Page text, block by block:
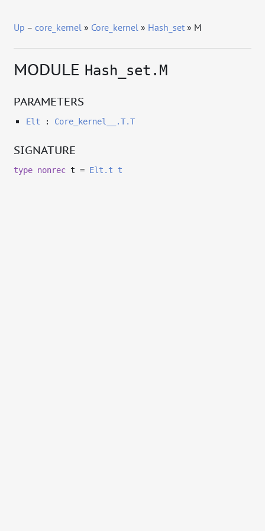
Up –core_kernel » Core_kernel » Hash_set » M
MODULE Hash_set.M
PARAMETERS
Elt : Core_kernel__.T.T
SIGNATURE
type nonrec t = Elt.t t